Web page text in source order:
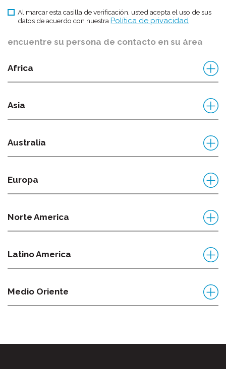
Al marcar esta casilla de verificación, usted acepta el uso de sus
datos de acuerdo con nuestraPolítica de privacidad
encuentre su persona de contacto en su área
Africa
Asia
Australia
Europa
Norte America
Latino America
Medio Oriente